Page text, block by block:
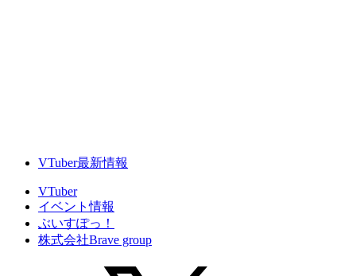
VTuber最新情報
VTuber
イベント情報
ぶいすぽっ！
株式会社Brave group